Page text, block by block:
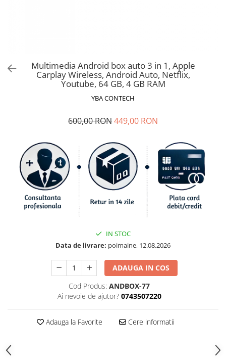
Nissan
Land Rover
Nissan
Opel
Porsche
Multimedia Android box auto 3 in 1, Apple
Carplay Wireless, Android Auto, Netflix,
Youtube, 64 GB, 4 GB RAM
YBA CONTECH
600,00 RON449,00 RON
IN STOC
Data de livrare: poimaine, 12.08.2026
ADAUGA IN COS
Cod Produs: ANDBOX-77
Ai nevoie de ajutor? 0743507220
Adauga la Favorite Cere informatii